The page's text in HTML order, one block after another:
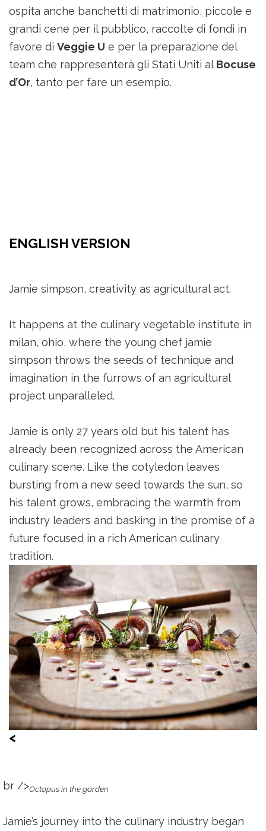
ospita anche banchetti di matrimonio, piccole e
grandi cene per il pubblico, raccolte di fondi in
favore di Veggie U e per la preparazione del
team che rappresenterà gli Stati Uniti al Bocuse
d’Or, tanto per fare un esempio.
ENGLISH VERSION
Jamie simpson, creativity as agricultural act.
It happens at the culinary vegetable institute in
milan, ohio, where the young chef jamie
simpson throws the seeds of technique and
imagination in the furrows of an agricultural
project unparalleled.
Jamie is only 27 years old but his talent has
already been recognized across the American
culinary scene. Like the cotyledon leaves
bursting from a new seed towards the sun, so
his talent grows, embracing the warmth from
industry leaders and basking in the promise of a
future focused in a rich American culinary
tradition.
<
br />Octopus in the garden
Jamie’s journey into the culinary industry began